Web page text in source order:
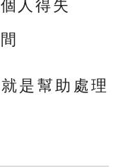
人得失
是幫助處理